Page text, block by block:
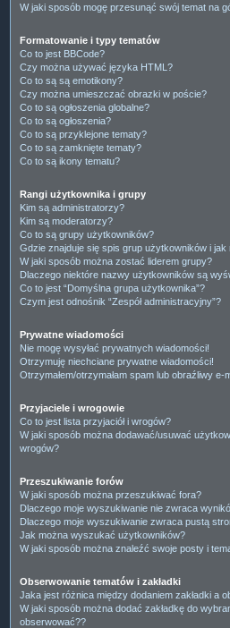
W jaki sposób mogę przesunąć swój temat na
Formatowanie i typy tematów
Co to jest BBCode?
Czy można używać języka HTML?
Co to są są emotikony?
Czy można umieszczać obrazki w poście?
Co to są ogłoszenia globalne?
Co to są ogłoszenia?
Co to są przyklejone tematy?
Co to są zamknięte tematy?
Co to są ikony tematu?
Rangi użytkownika i grupy
Kim są administratorzy?
Kim są moderatorzy?
Co to są grupy użytkowników?
Gdzie znajduje się spis grup użytkowników i jak
W jaki sposób można zostać liderem grupy?
Dlaczego niektóre nazwy użytkowników są
Co to jest “Domyślna grupa użytkownika”?
Czym jest odnośnik “Zespół administracyjny”?
Prywatne wiadomości
Nie mogę wysyłać prywatnych wiadomości!
Otrzymuję niechciane prywatne wiadomości!
Otrzymałem/otrzymałam spam lub obraźliwy
Przyjaciele i wrogowie
Co to jest lista przyjaciół i wrogów?
W jaki sposób można dodawać/usuwać
wrogów?
Przeszukiwanie forów
W jaki sposób można przeszukiwać fora?
Dlaczego moje wyszukiwanie nie zwraca
Dlaczego moje wyszukiwanie zwraca pustą
Jak można wyszukać użytkowników?
W jaki sposób można znaleźć swoje posty i
Obserwowanie tematów i zakładki
Jaka jest różnica między dodaniem zakładki a
W jaki sposób można dodać zakładkę do
obserwować??